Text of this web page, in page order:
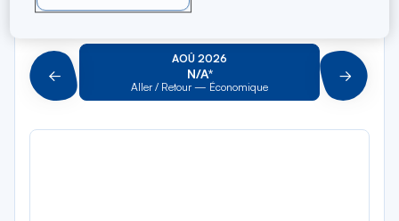
Filtrer
Précédent
AOÛ 2026
N/A*
Aller / Retour — Économique Suivant